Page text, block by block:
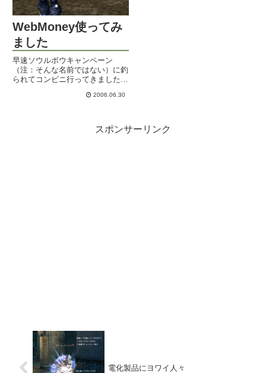
WebMoney使ってみ
ました
早速ソウルボウキャンペーン
（注：そんな名前ではない）に釣
られてコンビニ行ってきました
て、どんな風にして買うのかな。
ドのところからWebMoney...
2006.06.30
スポンサーリンク
電化製品にヨワイ人々